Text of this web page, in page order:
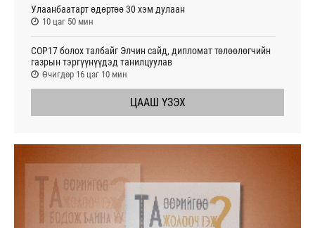
Улаанбаатарт өдөртөө 30 хэм дулаан
10 цаг 50 мин
СОР17 болох талбайг Элчин сайд, дипломат төлөөлөгчийн
газрын тэргүүнүүдэд танилцуулав
Өчигдөр 16 цаг 10 мин
ЦААШ ҮЗЭХ